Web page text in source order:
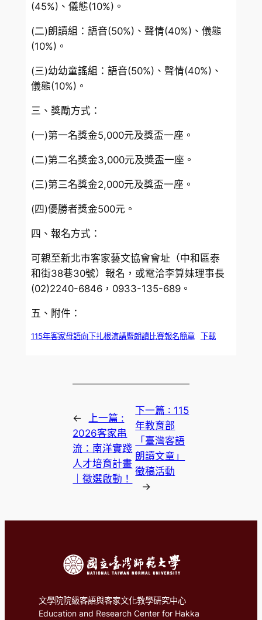
(45%)、儀態(10%)。
(二)朗讀組：語音(50%)、聲情(40%)、儀態
(10%)。
(三)幼幼童謠組：語音(50%)、聲情(40%)、
儀態(10%)。
三、獎勵方式：
(一)第一名獎金5,000元及獎盃一座。
(二)第二名獎金3,000元及獎盃一座。
(三)第三名獎金2,000元及獎盃一座。
(四)優勝者獎金500元。
四、報名方式：
可親至新北市客家藝文協會會址（中和區泰
和街38巷30號）報名，或電洽李算妹理事長
(02)2240-6846，0933-135-689。
五、附件：
115年客家母語向下扎根演講暨朗讀比賽報名簡章 下載
←
上一篇 :
2026客家串
流：南洋實踐
人才培育計畫
｜徵選啟動！
下一篇 : 115
年教育部
「臺灣客語
朗讀文章」
徵稿活動
→
文學院院級客語與客家文化教學研究中心
Education and Research Center for Hakka